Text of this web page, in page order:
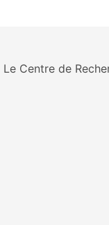
Le Centre de